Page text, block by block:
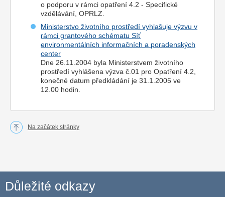
o podporu v rámci opatření 4.2 - Specifické
vzdělávání, OPRLZ.
Ministerstvo životního prostředí vyhlašuje výzvu v
rámci grantového schématu Síť
environmentálních informačních a poradenských
center
Dne 26.11.2004 byla Ministerstvem životního
prostředí vyhlášena výzva č.01 pro Opatření 4.2,
konečné datum předkládání je 31.1.2005 ve
12.00 hodin.
Na začátek stránky
Důležité odkazy